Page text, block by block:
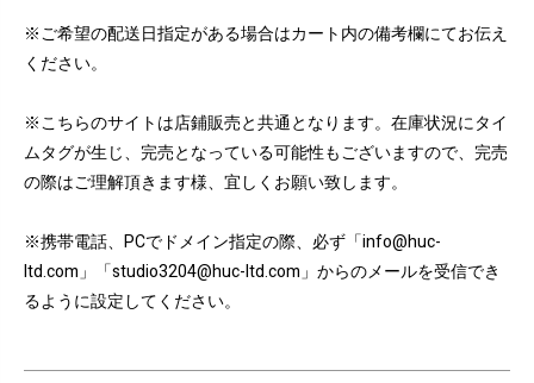
※ご希望の配送日指定がある場合はカート内の備考欄にてお伝え
ください。
※こちらのサイトは店鋪販売と共通となります。在庫状況にタイ
ムタグが生じ、完売となっている可能性もございますので、完売
の際はご理解頂きます様、宜しくお願い致します。
※携帯電話、PCでドメイン指定の際、必ず「info@huc-
ltd.com」「studio3204@huc-ltd.com」からのメールを受信でき
るように設定してください。